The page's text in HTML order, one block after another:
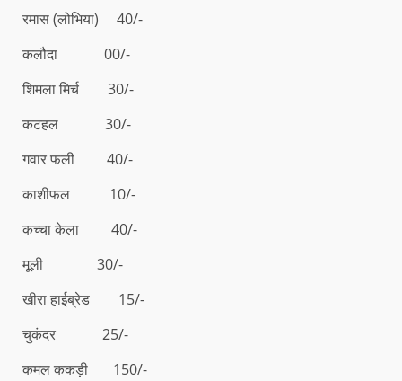
रमास (लोभिया) 40/-
कलौदा 00/-
शिमला मिर्च 30/-
कटहल 30/-
गवार फली 40/-
काशीफल 10/-
कच्चा केला 40/-
मूली 30/-
खीरा हाईब्रेड 15/-
चुकंदर 25/-
कमल ककड़ी 150/-